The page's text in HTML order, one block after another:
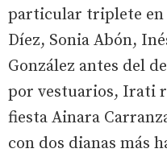
particular triplete en
Díez, Sonia Abón,
González antes del
por vestuarios, Irati
fiesta Ainara
con dos dianas más